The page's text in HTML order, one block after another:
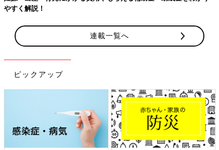
やすく解説！
連載一覧へ
ピックアップ